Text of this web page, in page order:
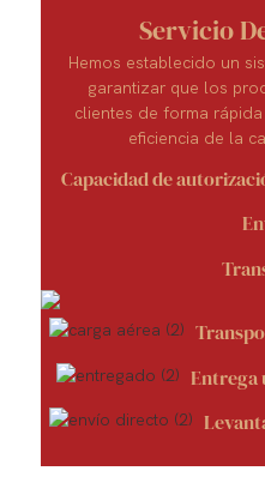
Servicio
Hemos establecido un
garantizar que los
clientes de forma
eficiencia de la
Capacidad de
Entrega